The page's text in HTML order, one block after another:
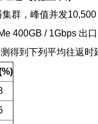
群，峰值并发
400GB / 1Gbps 出
得到下列平均往返时